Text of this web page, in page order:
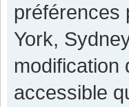
préférences
York,
modification
accessible